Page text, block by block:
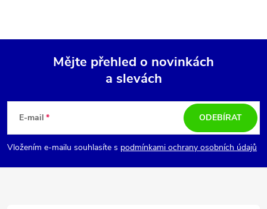
p
Mějte přehled o novinkách
a slevách
E-mail
Vložením e-mailu souhlasíte s podmínkami ochrany osobních údajů
ODEBÍRAT